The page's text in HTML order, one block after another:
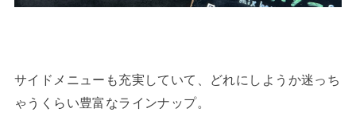
サイドメニューも充実していて、どれにしようか迷っち
ゃうくらい豊富なラインナップ。